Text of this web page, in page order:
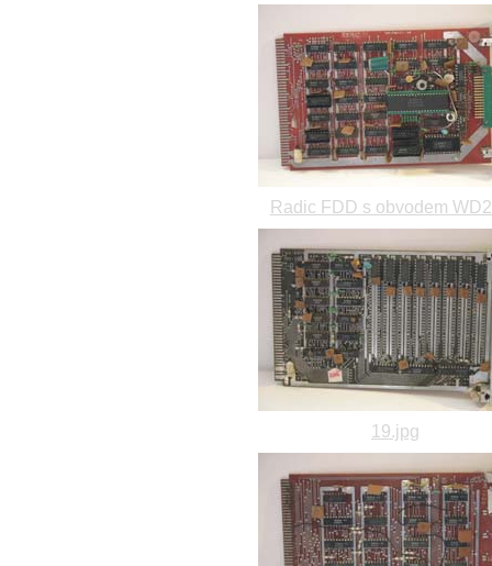
Radic FDD s obvodem
19.jpg